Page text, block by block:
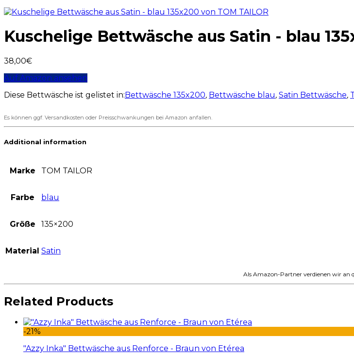
Kuschelige Bettwäsche aus Satin - blau
38,00€
Auf Amazon ansehen
Diese Bettwäsche ist gelistet in:Bettwäsche 135x200, Bettwäsche blau, Satin Bettwäsche,
Es können ggf. Versandkosten oder Preisschwankungen bei Amazon anfallen.
Additional information
Marke TOM TAILOR
Farbe blau
Größe 135×200
Material Satin
Als Amazon-Partner verdienen wir an
Related Products
-21%
"Azzy Inka" Bettwäsche aus Renforce - Braun von Etérea